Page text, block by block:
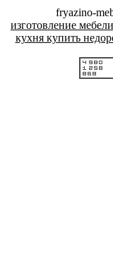
fryazino-
изготовление
кухня купить